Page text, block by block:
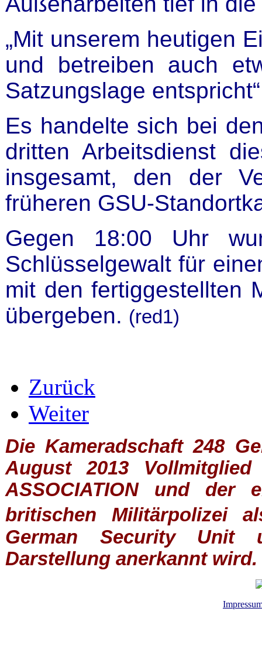
„Mit unserem heutigen
und betreiben auch
Satzungslage
Es handelte sich bei
dritten Arbeitsdienst
insgesamt, den der
früheren GSU-
Gegen 18:00 Uhr
Schlüsselgewalt für
mit den fertiggestellten
übergeben. (red1)
Zurück
Weiter
Die Kameradschaft 248
August 2013
ASSOCIATIONund der
britischen
Militärpolizei
German Security Unit
Darstellung anerkannt wird.